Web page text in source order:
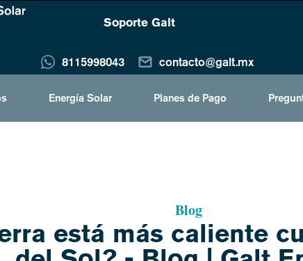
Soporte Galt
8115998043 contacto@galt.mx
Energía Solar Planes de Pago
Blog
está más caliente